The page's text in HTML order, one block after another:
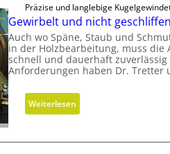
Präzise und langlebige
Gewirbelt und nicht geschliffen
Auch wo Späne, Staub und
in der Holzbearbeitung, muss die
schnell und dauerhaft
Anforderungen haben Dr. Tretter
Weiterlesen:
G
w